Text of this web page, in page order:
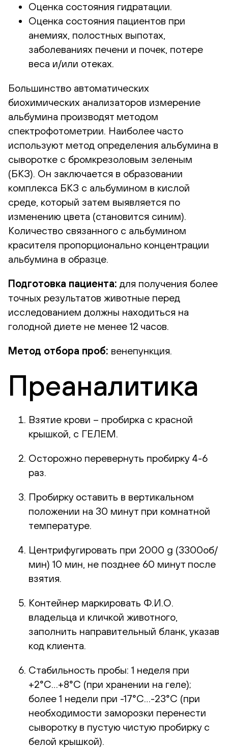
Оценка состояния гидратации.
Оценка состояния пациентов при
анемиях, полостных выпотах,
заболеваниях печени и почек, потере
веса и/или отеках.
Большинство автоматических
биохимических анализаторов измерение
альбумина производят методом
спектрофотометрии. Наиболее часто
используют метод определения альбумина в
сыворотке с бромкрезоловым зеленым
(БКЗ). Он заключается в образовании
комплекса БКЗ с альбумином в кислой
среде, который затем выявляется по
изменению цвета (становится синим).
Количество связанного с альбумином
красителя пропорционально концентрации
альбумина в образце.
Подготовка пациента: для получения более
точных результатов животные перед
исследованием должны находиться на
голодной диете не менее 12 часов.
Метод отбора проб: венепункция.
Преаналитика
Взятие крови – пробирка с красной
крышкой, с ГЕЛЕМ.
Осторожно перевернуть пробирку 4-6
раз.
Пробирку оставить в вертикальном
положении на 30 минут при комнатной
температуре.
Центрифугировать при 2000 g (3300об/
мин) 10 мин, не позднее 60 минут после
взятия.
Контейнер маркировать Ф.И.О.
владельца и кличкой животного,
заполнить направительный бланк, указав
код клиента.
Стабильность пробы: 1 неделя при
+2°С…+8°С (при хранении на геле);
более 1 недели при -17°С…-23°С (при
необходимости заморозки перенести
сыворотку в пустую чистую пробирку с
белой крышкой).